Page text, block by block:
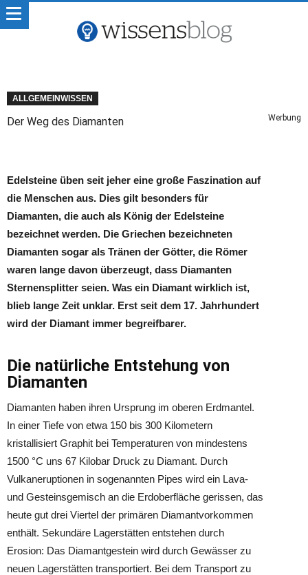
ALLGEMEINWISSEN
Der Weg des Diamanten Werbung
Edelsteine üben seit jeher eine große Faszination auf
die Menschen aus. Dies gilt besonders für
Diamanten, die auch als König der Edelsteine
bezeichnet werden. Die Griechen bezeichneten
Diamanten sogar als Tränen der Götter, die Römer
waren lange davon überzeugt, dass Diamanten
Sternensplitter seien. Was ein Diamant wirklich ist,
blieb lange Zeit unklar. Erst seit dem 17. Jahrhundert
wird der Diamant immer begreifbarer.
Die natürliche Entstehung von
Diamanten
Diamanten haben ihren Ursprung im oberen Erdmantel.
In einer Tiefe von etwa 150 bis 300 Kilometern
kristallisiert Graphit bei Temperaturen von mindestens
1500 °C uns 67 Kilobar Druck zu Diamant. Durch
Vulkaneruptionen in sogenannten Pipes wird ein Lava-
und Gesteinsgemisch an die Erdoberfläche gerissen, das
heute gut drei Viertel der primären Diamantvorkommen
enthält. Sekundäre Lagerstätten entstehen durch
Erosion: Das Diamantgestein wird durch Gewässer zu
neuen Lagerstätten transportiert. Bei dem Transport zu